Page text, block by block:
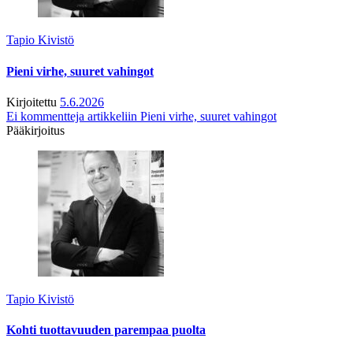
Tapio Kivistö
Pieni virhe, suuret vahingot
Kirjoitettu 5.6.2026
Ei kommentteja artikkeliin Pieni virhe, suuret vahingot
Pääkirjoitus
Tapio Kivistö
Kohti tuottavuuden parempaa puolta